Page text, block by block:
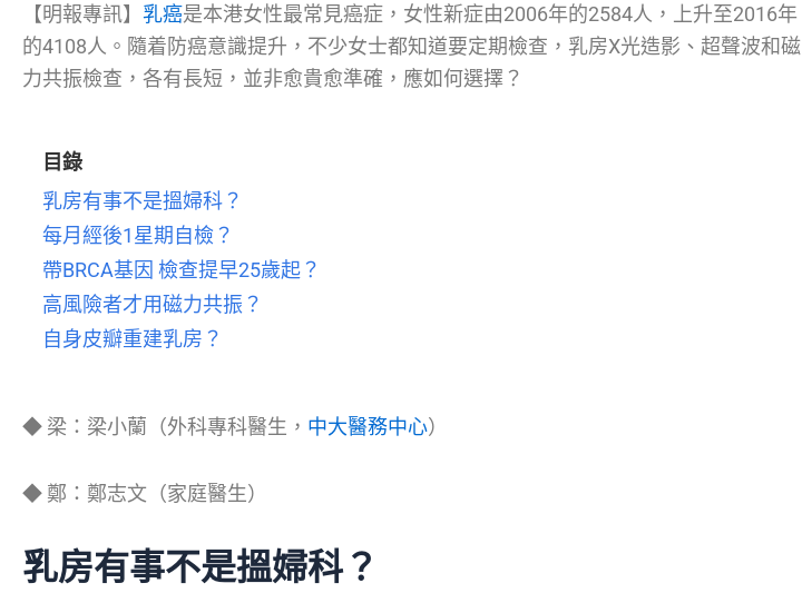
【明報專訊】 乳癌是本港女性最常見癌症，女性新症由2006年的2584人，上升至2016年
的4108人。隨着防癌意識提升，不少女士都知道要定期檢查，乳房X光造影、超聲波和磁
力共振檢查，各有長短，並非愈貴愈準確，應如何選擇？
目錄
乳房有事不是搵婦科？
每月經後1星期自檢？
帶BRCA基因 檢查提早25歲起？
高風險者才用磁力共振？
自身皮瓣重建乳房？
◆ 梁：梁小蘭（外科專科醫生， 中大醫務中心）
◆ 鄭：鄭志文（家庭醫生）
乳房有事不是搵婦科？